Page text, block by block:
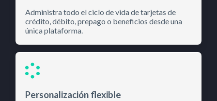
Administra todo el ciclo de vida de tarjetas de
crédito, débito, prepago o beneficios desde una
única plataforma.
Personalización flexible